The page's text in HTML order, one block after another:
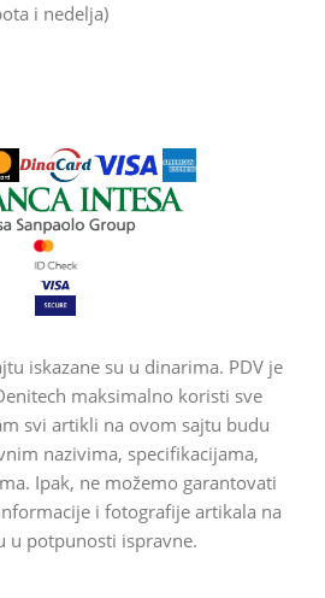
i nedelja)
iskazane su u dinarima. PDV je
maksimalno koristi sve
svi artikli na ovom sajtu budu
nazivima, specifikacijama,
Ipak, ne možemo garantovati
i fotografije artikala na
u potpunosti ispravne.